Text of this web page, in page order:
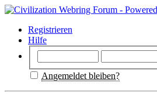
Registrieren
Hilfe
Angemeldet bleiben?